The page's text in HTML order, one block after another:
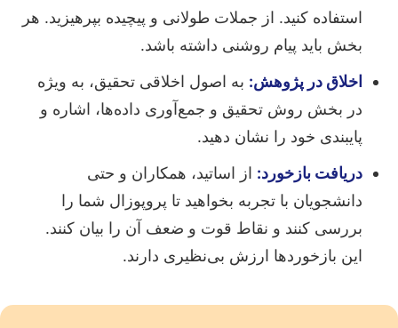
استفاده کنید. از جملات طولانی و پیچیده بپرهیزید. هر
بخش باید پیام روشنی داشته باشد.
اخلاق در پژوهش: به اصول اخلاقی تحقیق، به ویژه
در بخش روش تحقیق و جمع‌آوری داده‌ها، اشاره و
پایبندی خود را نشان دهید.
دریافت بازخورد: از اساتید، همکاران و حتی
دانشجویان با تجربه بخواهید تا پروپوزال شما را
بررسی کنند و نقاط قوت و ضعف آن را بیان کنند.
این بازخوردها ارزش بی‌نظیری دارند.